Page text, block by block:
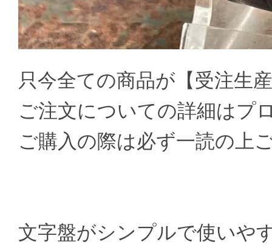
只今全ての商品が【受注生
ご注文についての詳細はプ
ご購入の際は必ず一読の上
文字盤がシンプルで使いや